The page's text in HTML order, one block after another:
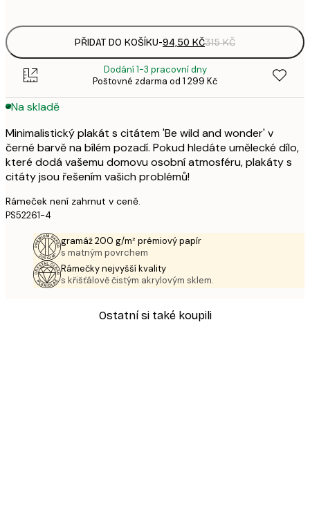
PŘIDAT DO KOŠÍKU-94,50 KČ315 KČ
Dodání 1-3 pracovní dny
Poštovné zdarma od 1 299 Kč
Na skladě
Minimalistický plakát s citátem 'Be wild and wonder' v
černé barvě na bílém pozadí. Pokud hledáte umělecké dílo,
které dodá vašemu domovu osobní atmosféru, plakáty s
citáty jsou řešením vašich problémů!
Rámeček není zahrnut v ceně.
PS52261-4
gramáž 200 g/m² prémiový papír
s matným povrchem
Rámečky nejvyšší kvality
s křišťálově čistým akrylovým sklem.
Ostatní si také koupili